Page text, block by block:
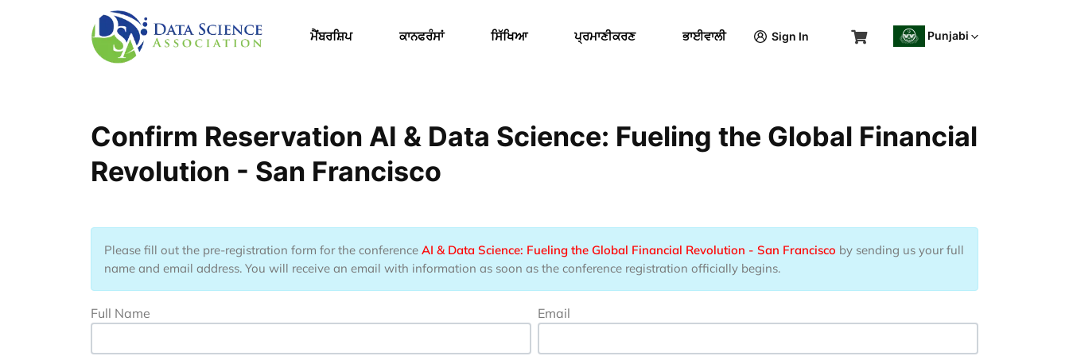
Skip to main content
ਮੈਂਬਰਸ਼ਿਪ ਕਾਨਫਰੰਸਾਂ ਸਿੱਖਿਆ ਪ੍ਰਮਾਣੀਕਰਣ ਭਾਈਵਾਲੀ Sign In Punjabi
Confirm Reservation AI & Data Science: Fueling the Global Financial
Revolution - San Francisco
Please fill out the pre-registration form for the conference AI & Data Science: Fueling the Global Financial Revolution - San Francisco by sending us your full
name and email address. You will receive an email with information as soon as the conference registration officially begins.
Full Name Email